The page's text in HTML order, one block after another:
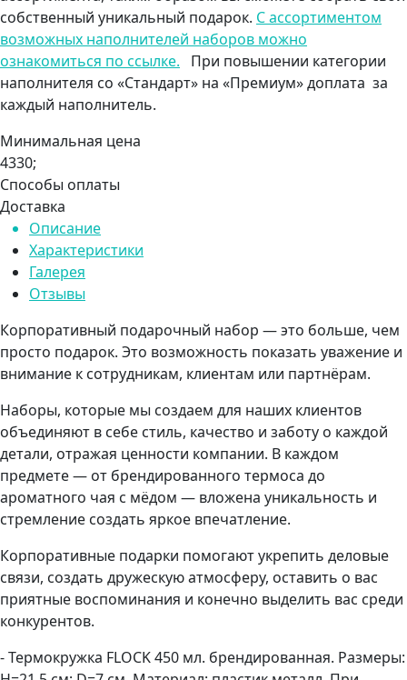
собственный уникальный подарок. С ассортиментом
возможных наполнителей наборов можно
ознакомиться по ссылке. При повышении категории
наполнителя со «Стандарт» на «Премиум» доплата за
каждый наполнитель.
Минимальная цена
4330;
Способы оплаты
Доставка
Описание
Характеристики
Галерея
Отзывы
Корпоративный подарочный набор — это больше, чем
просто подарок. Это возможность показать уважение и
внимание к сотрудникам, клиентам или партнёрам.
Наборы, которые мы создаем для наших клиентов
объединяют в себе стиль, качество и заботу о каждой
детали, отражая ценности компании. В каждом
предмете — от брендированного термоса до
ароматного чая с мёдом — вложена уникальность и
стремление создать яркое впечатление.
Корпоративные подарки помогают укрепить деловые
связи, создать дружескую атмосферу, оставить о вас
приятные воспоминания и конечно выделить вас среди
конкурентов.
- Термокружка FLOCK 450 мл. брендированная. Размеры: